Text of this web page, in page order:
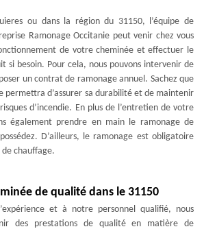
ou dans la région du 31150, l’équipe de
Ramonage Occitanie peut venir chez vous
de votre cheminée et effectuer le
si besoin. Pour cela, nous pouvons intervenir de
un contrat de ramonage annuel. Sachez que
permettra d’assurer sa durabilité et de maintenir
d’incendie. En plus de l’entretien de votre
également prendre en main le ramonage de
D’ailleurs, le ramonage est obligatoire
chauffage.
de qualité dans le 31150
et à notre personnel qualifié, nous
des prestations de qualité en matière de